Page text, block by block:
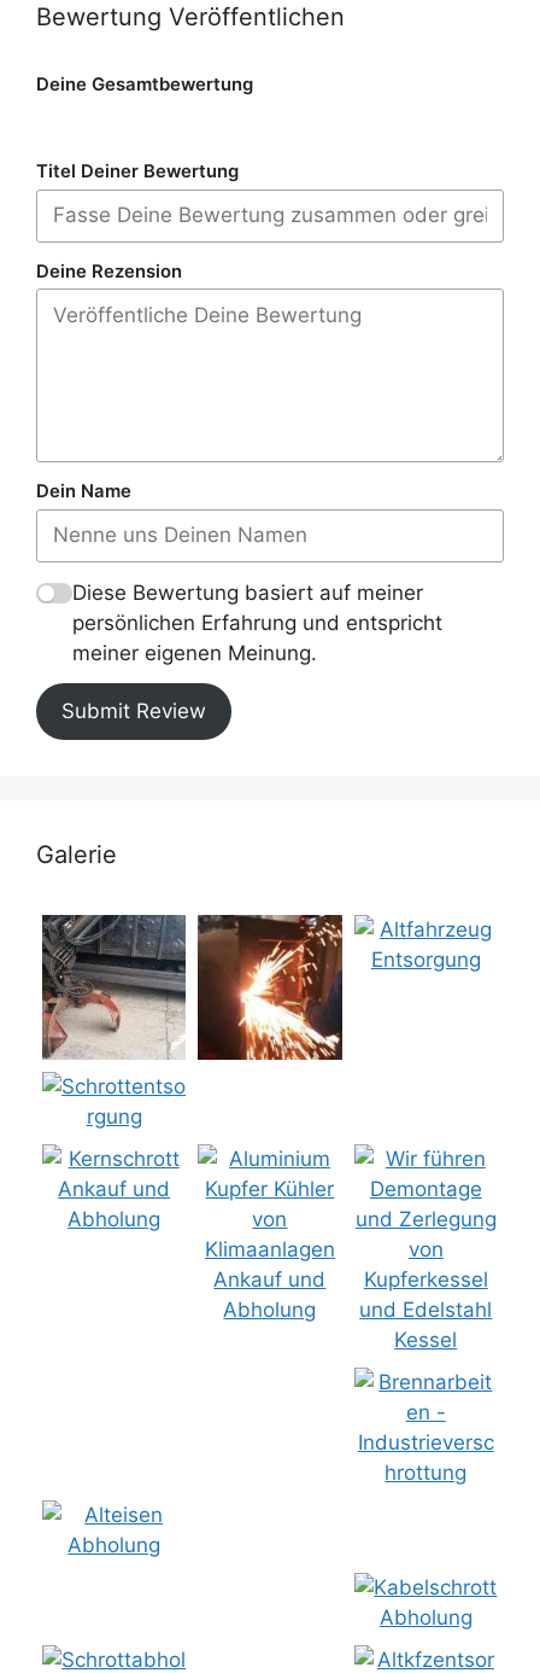
Bewertung Veröffentlichen
Deine Gesamtbewertung
Titel Deiner Bewertung
Deine Rezension
Dein Name
Diese Bewertung basiert auf meiner
persönlichen Erfahrung und entspricht
meiner eigenen Meinung.
Submit Review
Galerie